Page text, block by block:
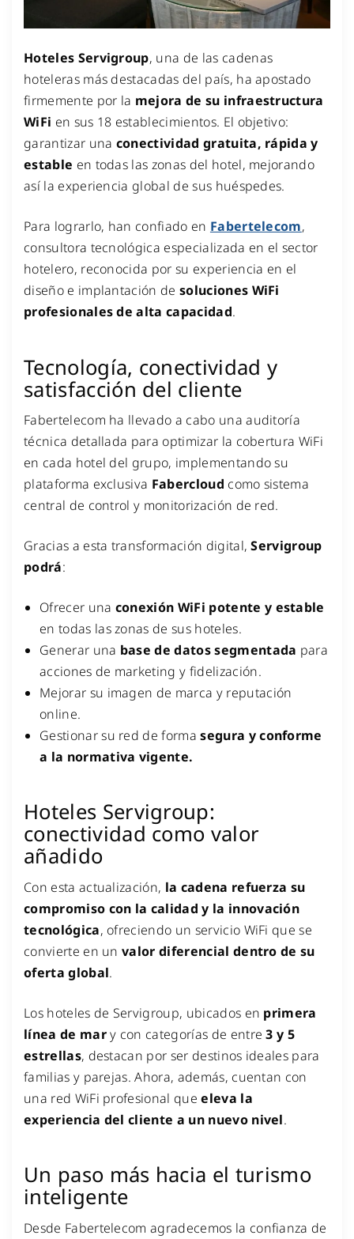
Hoteles Servigroup, una de las cadenas
hoteleras más destacadas del país, ha apostado
firmemente por la mejora de su infraestructura
WiFi en sus 18 establecimientos. El objetivo:
garantizar una conectividad gratuita, rápida y
estable en todas las zonas del hotel, mejorando
así la experiencia global de sus huéspedes.
Para lograrlo, han confiado en Fabertelecom,
consultora tecnológica especializada en el sector
hotelero, reconocida por su experiencia en el
diseño e implantación desoluciones WiFi
profesionales de alta capacidad.
Tecnología, conectividad y
satisfacción del cliente
Fabertelecom ha llevado a cabo una auditoría
técnica detallada para optimizar la cobertura WiFi
en cada hotel del grupo, implementando su
plataforma exclusiva Fabercloud como sistema
central de control y monitorización de red.
Gracias a esta transformación digital,Servigroup
podrá:
Ofrecer una conexión WiFi potente y estable
en todas las zonas de sus hoteles.
Generar una base de datos segmentada para
acciones de marketing y fidelización.
Mejorar su imagen de marca y reputación
online.
Gestionar su red de formasegura y conforme
a la normativa vigente.
Hoteles Servigroup:
conectividad como valor
añadido
Con esta actualización, la cadena refuerza su
compromiso con la calidad y la innovación
tecnológica, ofreciendo un servicio WiFi que se
convierte en unvalor diferencial dentro de su
oferta global.
Los hoteles de Servigroup, ubicados en primera
línea de mary con categorías de entre3 y 5
estrellas, destacan por ser destinos ideales para
familias y parejas. Ahora, además, cuentan con
una red WiFi profesional queeleva la
experiencia del cliente a un nuevo nivel.
Un paso más hacia el turismo
inteligente
Desde Fabertelecom agradecemos la confianza de